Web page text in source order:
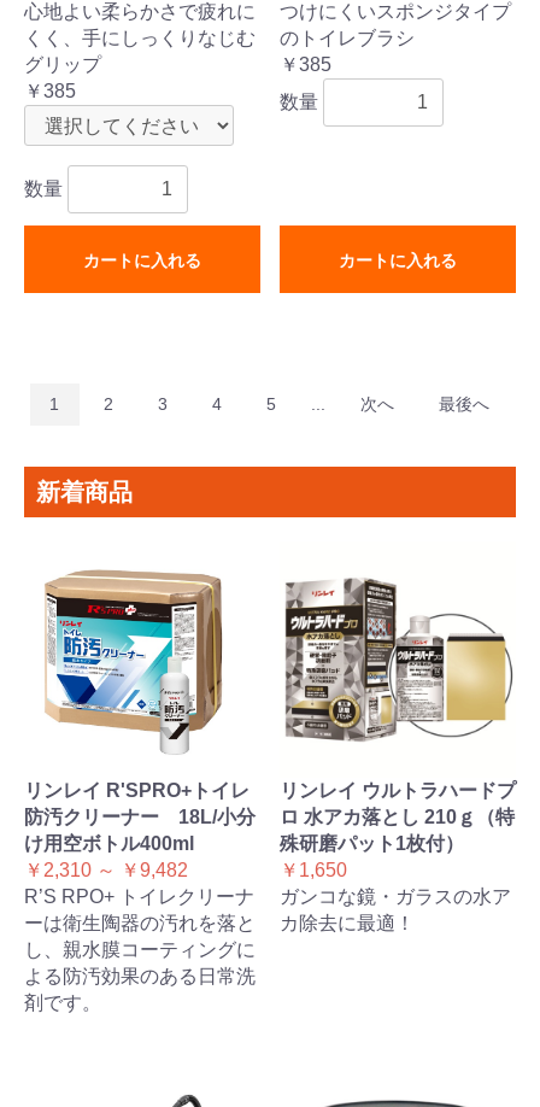
心地よい柔らかさで疲れに
くく、手にしっくりなじむ
グリップ
￥385
数量
カートに入れる
つけにくいスポンジタイプ
のトイレブラシ
￥385
数量
カートに入れる
1 2 3 4 5 次へ 最後へ
新着商品
リンレイ R'SPRO+トイレ
防汚クリーナー 18L/小分
け用空ボトル400ml
￥2,310 ～ ￥9,482
R’S RPO+ トイレクリーナ
ーは衛生陶器の汚れを落と
し、親水膜コーティングに
よる防汚効果のある日常洗
剤です。
リンレイ ウルトラハードプ
ロ 水アカ落とし 210ｇ（特
殊研磨パット1枚付）
￥1,650
ガンコな鏡・ガラスの水ア
カ除去に最適！